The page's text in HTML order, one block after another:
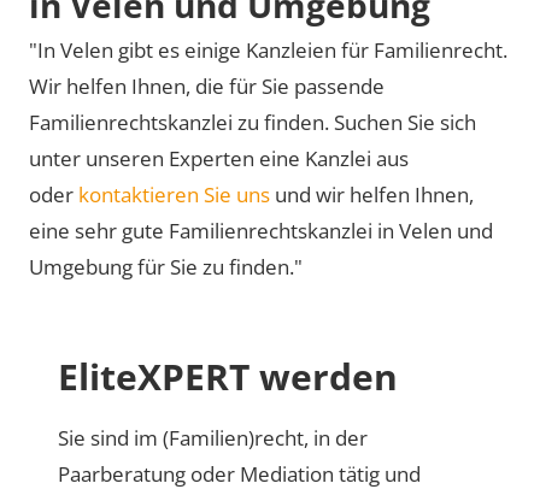
"In Velen gibt es einige Kanzleien für Familienrecht.
Wir helfen Ihnen, die für Sie passende
Familienrechtskanzlei zu finden. Suchen Sie sich
unter unseren Experten eine Kanzlei aus
oder kontaktieren Sie uns und wir helfen Ihnen,
eine sehr gute Familienrechtskanzlei in Velen und
Umgebung für Sie zu finden."
EliteXPERT werden
Sie sind im (Familien)recht, in der
Paarberatung oder Mediation tätig und